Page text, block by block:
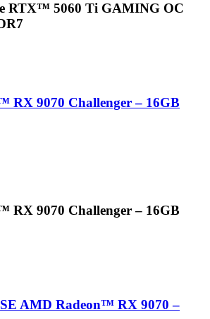
RTX™ 5060 Ti GAMING OC
RX 9070 Challenger – 16GB
RX 9070 Challenger – 16GB
AMD Radeon™ RX 9070 –